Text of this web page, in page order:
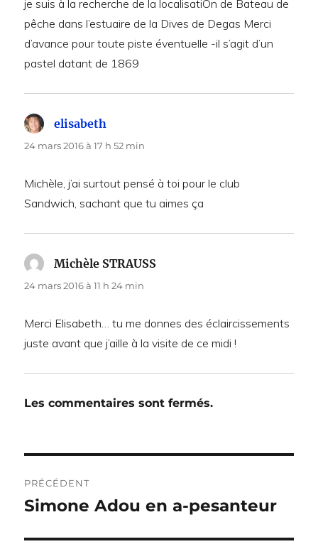
je suis à la recherche de la localisatiOn de Bateau de
pêche dans l’estuaire de la Dives de Degas Merci
d’avance pour toute piste éventuelle -il s’agit d’un
pastel datant de 1869
elisabeth
24 mars 2016 à 17 h 52 min
Michèle, j’ai surtout pensé à toi pour le club
Sandwich, sachant que tu aimes ça
Michèle STRAUSS
24 mars 2016 à 11 h 24 min
Merci Elisabeth… tu me donnes des éclaircissements
juste avant que j’aille à la visite de ce midi !
Les commentaires sont fermés.
de
PRÉCÉDENT
Publication
Simone Adou en a-pesanteur